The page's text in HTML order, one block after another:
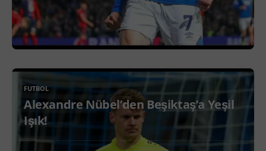
FUTBOL
Alexandre Nübel’den Beşiktaş’a Yeşil
Işık!